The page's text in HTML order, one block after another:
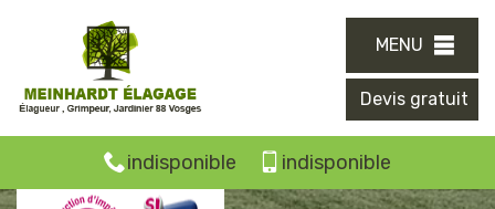
MENU
Devis gratuit
indisponible indisponible